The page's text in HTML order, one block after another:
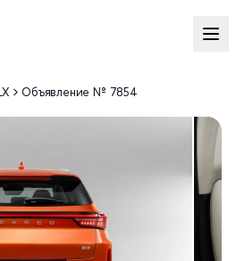
Объявление № 7854